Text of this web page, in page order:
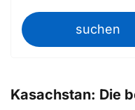
suchen
Kasachstan: Die